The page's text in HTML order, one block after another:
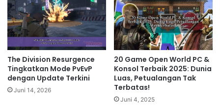
The Division Resurgence
Tingkatkan Mode PvEvP
dengan Update Terkini
Juni 14, 2026
20 Game Open World PC &
Konsol Terbaik 2025: Dunia
Luas, Petualangan Tak
Terbatas!
Juni 4, 2025